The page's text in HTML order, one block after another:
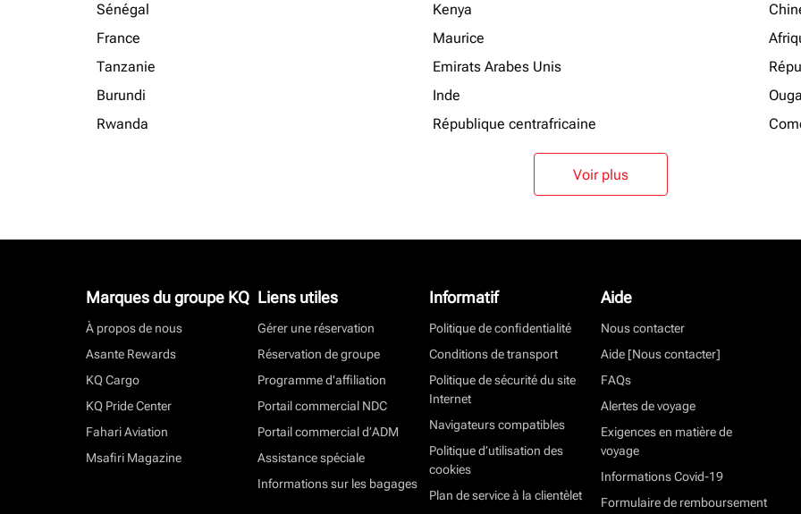
Sénégal Kenya
France
Maurice
Tanzanie
Emirats Arabes Unis
Burundi
Inde
Rwanda
République centrafricaine
Voir plus
Marques du groupe KQ
À propos de nous
Asante Rewards
KQ Cargo
KQ Pride Center
Fahari Aviation
Msafiri Magazine
Liens utiles
Gérer une réservation
Réservation de groupe
Programme d'affiliation
Portail commercial NDC
Portail commercial d’ADM
Assistance spéciale
Informations sur les bagages
Informatif
Politique de confidentialité
Conditions de transport
Politique de sécurité du site
Internet
Navigateurs compatibles
Politique d’utilisation des
cookies
Plan de service à la clientèlet
Aide
Nous contacter
Aide [Nous contacter]
FAQs
Alertes de voyage
Exigences en matière de
voyage
Informations Covid-19
Formulaire de remboursement